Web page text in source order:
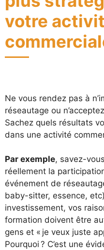
votre
Ne vous rendez pas à
réseautage ou
Sachez quels résultats
dans une activité
Par exemple, savez-
réellement la
événement de
baby-sitter, essence,
investissement, vos
formation doivent être
gens et « je veux juste
Pourquoi ? C’est une